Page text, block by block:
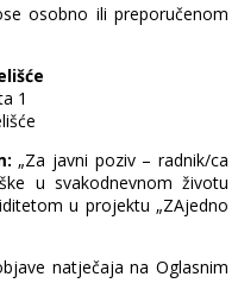
osobno ili preporučenom
1
„Za javni poziv – radnik/ca
u svakodnevnom životu
u projektu „ZAjedno
natječaja na Oglasnim